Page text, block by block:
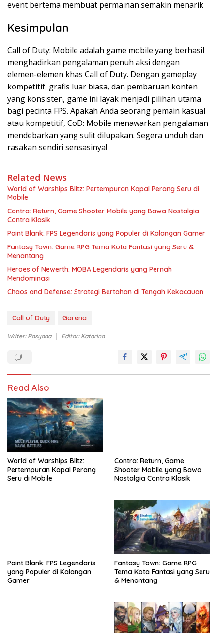
event bertema membuat permainan semakin menarik​
Kesimpulan
Call of Duty: Mobile adalah game mobile yang berhasil
menghadirkan pengalaman penuh aksi dengan
elemen-elemen khas Call of Duty. Dengan gameplay
kompetitif, grafis luar biasa, dan pembaruan konten
yang konsisten, game ini layak menjadi pilihan utama
bagi pecinta FPS. Apakah Anda seorang pemain kasual
atau kompetitif, CoD: Mobile menawarkan pengalaman
mendebarkan yang sulit dilupakan. Segera unduh dan
rasakan sendiri sensasinya!
Related News
World of Warships Blitz: Pertempuran Kapal Perang Seru di
Mobile
Contra: Return, Game Shooter Mobile yang Bawa Nostalgia
Contra Klasik
Point Blank: FPS Legendaris yang Populer di Kalangan Gamer
Fantasy Town: Game RPG Tema Kota Fantasi yang Seru &
Menantang
Heroes of Newerth: MOBA Legendaris yang Pernah
Mendominasi
Chaos and Defense: Strategi Bertahan di Tengah Kekacauan
Call of Duty Garena
Writer: Rasyaaa Editor: Katarina
Read Also
World of Warships Blitz:
Pertempuran Kapal Perang
Seru di Mobile
Contra: Return, Game
Shooter Mobile yang Bawa
Nostalgia Contra Klasik
Point Blank: FPS Legendaris
yang Populer di Kalangan
Gamer
Fantasy Town: Game RPG
Tema Kota Fantasi yang Seru
& Menantang